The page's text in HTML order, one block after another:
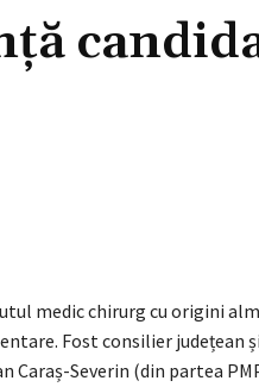
medic chirurg cu origini
Fost consilier județean
Caraș-Severin (din partea